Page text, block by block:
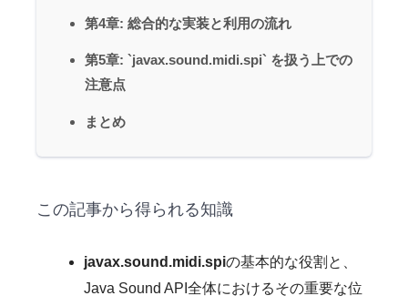
第4章: 総合的な実装と利用の流れ
第5章: `javax.sound.midi.spi` を扱う上での
注意点
まとめ
この記事から得られる知識
javax.sound.midi.spiの基本的な役割と、
Java Sound API全体におけるその重要な位